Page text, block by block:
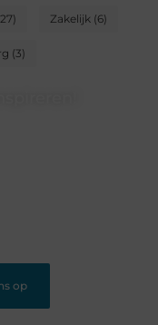
Zakelijk(6)
(3)
op